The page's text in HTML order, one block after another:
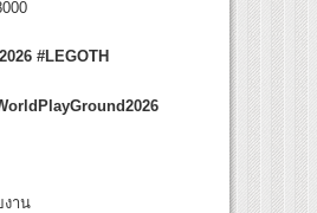
#LEGOTH
งาน